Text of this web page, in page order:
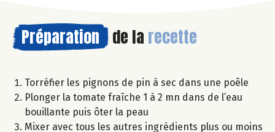
Préparation de la recette
Torréfier les pignons de pin à sec dans une poêle
Plonger la tomate fraîche 1 à 2 mn dans de l’eau
bouillante puis ôter la peau
Mixer avec tous les autres ingrédients plus ou moins